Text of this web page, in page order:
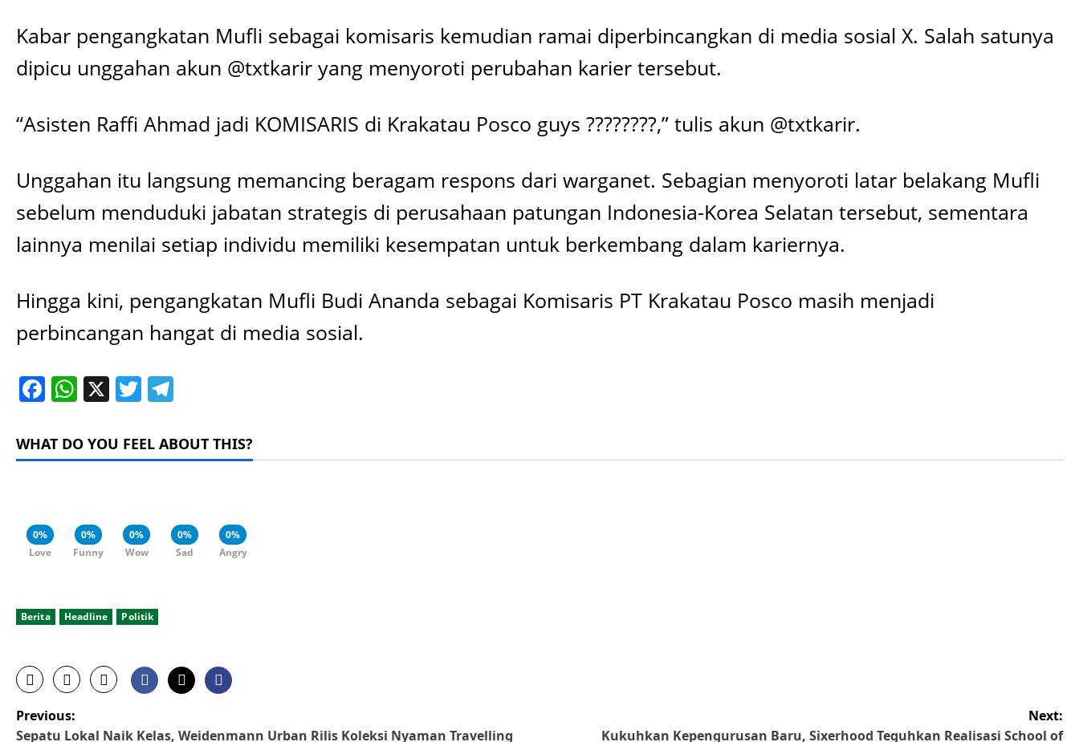
Kabar pengangkatan Mufli sebagai komisaris kemudian ramai diperbincangkan di media sosial X. Salah satunya
dipicu unggahan akun @txtkarir yang menyoroti perubahan karier tersebut.
“Asisten Raffi Ahmad jadi KOMISARIS di Krakatau Posco guys ????????,” tulis akun @txtkarir.
Unggahan itu langsung memancing beragam respons dari warganet. Sebagian menyoroti latar belakang Mufli
sebelum menduduki jabatan strategis di perusahaan patungan Indonesia-Korea Selatan tersebut, sementara
lainnya menilai setiap individu memiliki kesempatan untuk berkembang dalam kariernya.
Hingga kini, pengangkatan Mufli Budi Ananda sebagai Komisaris PT Krakatau Posco masih menjadi
perbincangan hangat di media sosial.
Facebook
WhatsApp
X Twitter
WHAT DO YOU FEEL ABOUT THIS?
0%
Love
0%
Funny
0%
Wow
0%
Sad
0%
Angry
Berita Headline Politik
P
Previous:
Sepatu Lokal Naik Kelas, Weidenmann Urban Rilis Koleksi Nyaman Travelling
Next:
Kukuhkan Kepengurusan Baru, Sixerhood Teguhkan Realisasi School of